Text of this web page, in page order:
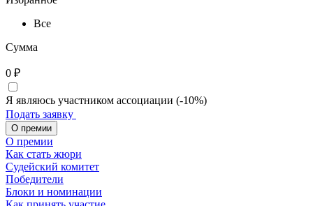
Все
Сумма
0 ₽
Я являюсь участником ассоциации (-10%)
Подать заявку
О премии
О премии
Как стать жюри
Судейский комитет
Победители
Блоки и номинации